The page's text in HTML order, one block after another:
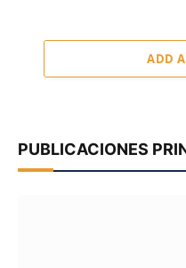
ADD
PUBLICACIONES